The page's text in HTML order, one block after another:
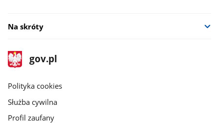
Na skróty
stopka
gov.pl
Strona
gov.pl
gov.pl
Polityka cookies
Służba cywilna
Profil zaufany